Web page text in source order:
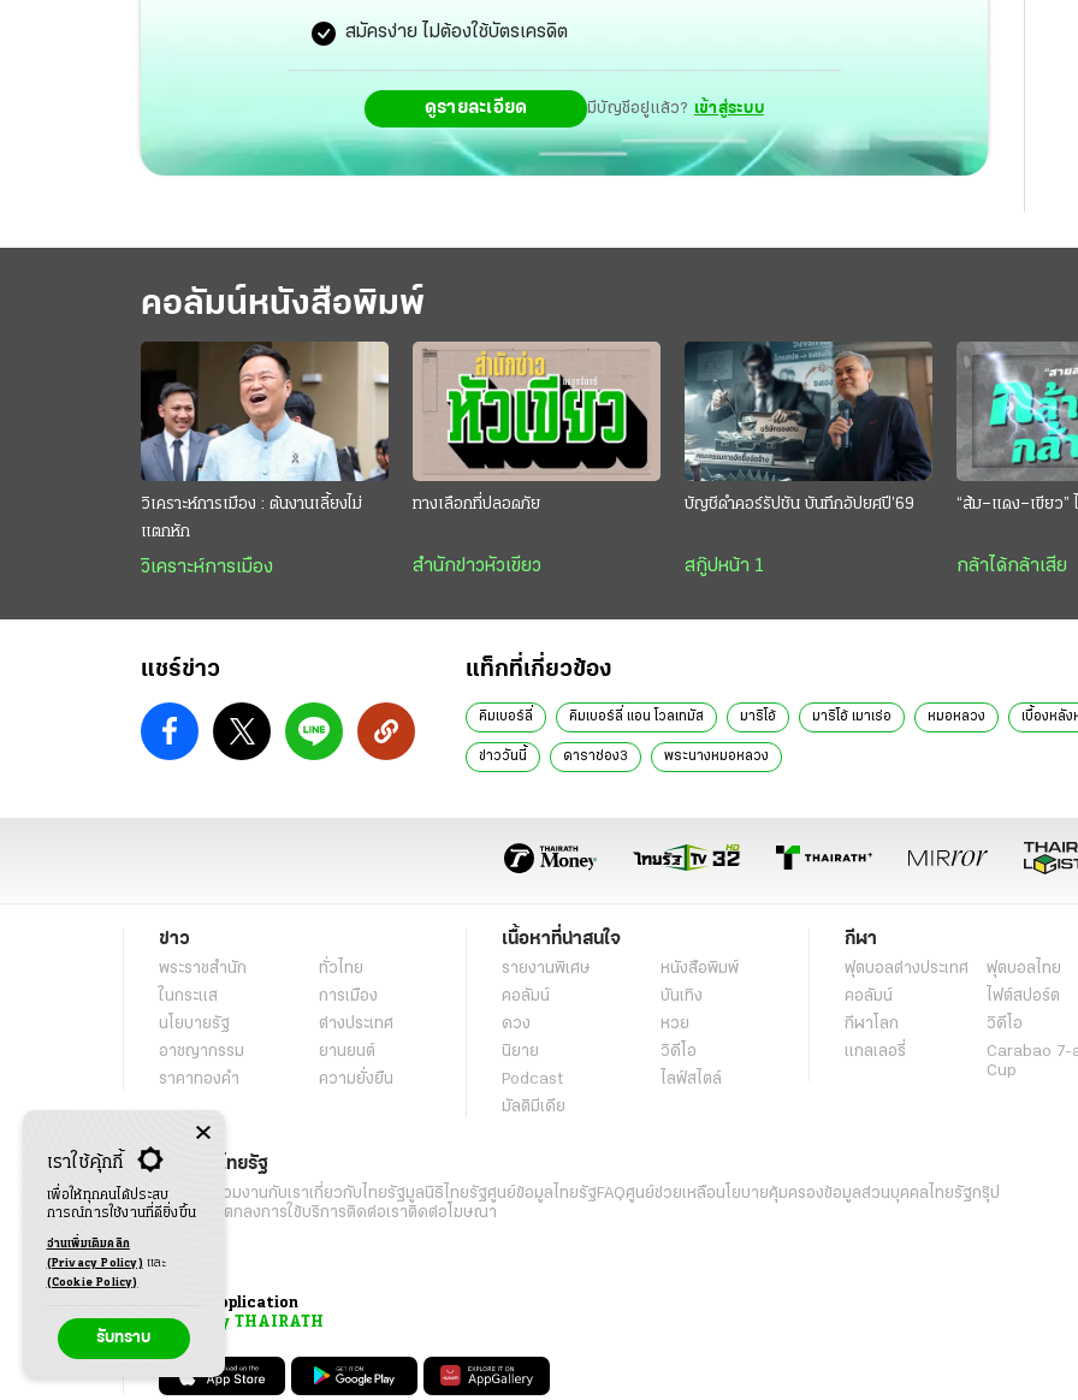
สมัครง่าย ไม่ต้องใช้บัตรเครดิต
ดูรายละเอียด มีบัญชีอยู่แล้ว? เข้าสู่ระบบ
คอลัมน์หนังสือพิมพ์
วิเคราะห์การเมือง : ต้นงานเลี้ยงไม่
แตกหัก
วิเคราะห์การเมือง
ทางเลือกที่ปลอดภัย
สำนักข่าวหัวเขียว
บัญชีดำคอร์รัปชัน บันทึกอัปยศปี’69
สกู๊ปหน้า 1
“ส้ม–แดง–เขียว”
กล้าได้กล้าเสีย
แชร์ข่าว แท็กที่เกี่ยวข้อง
คิมเบอร์ลี่ คิมเบอร์ลี่ แอน โวลเทมัส มาริโอ้ มาริโอ้ เมาเร่อ หมอหลวง เบื้องหลั
ข่าววันนี้ ดาราช่อง3 พระนางหมอหลวง
ข่าว
พระราชสำนัก
ทั่วไทย
ในกระแส
การเมือง
นโยบายรัฐ
ต่างประเทศ
อาชญากรรม
ยานยนต์
ราคาทองคำ
ความยั่งยืน
เนื้อหาที่น่าสนใจ
รายงานพิเศษ
หนังสือพิมพ์
คอลัมน์
บันเทิง
ดวง
หวย
นิยาย
วิดีโอ
Podcast
ไลฟ์สไตล์
มัลติมีเดีย
กีฬา
ฟุตบอลต่่างประเทศ
ฟุตบอลไทย
คอลัมน์
ไฟต์สปอร์ต
กีฬาโลก
วิดีโอ
แกลเลอรี่
Carabao 7-
Cup
เกี่ยวกับไทยรัฐ
กิจกรรม ร่วมงานกับเราเกี่ยวกับไทยรัฐมูลนิธิไทยรัฐศูนย์ข้อมูลไทยรัฐFAQศูนย์ช่วยเหลือนโยบายคุ้มครองข้อมูลส่วนบุคคลไทยรัฐกรุ๊ป
เงื่อนไขข้อตกลงการใช้บริการติดต่อเราติดต่อโฆษณา
Application
My THAIRATH
เราใช้คุ้กกี้
เพื่อให้ทุกคนได้ประสบ
การณ์การใช้งานที่ดียิ่งขึ้น
อ่านเพิ่มเติมคลิก
(Privacy Policy) และ
(Cookie Policy)
รับทราบ